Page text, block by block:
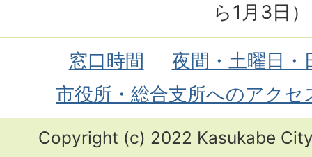
ら1月3日）
窓口時間
夜間・土曜日・
市役所・総合支所へのアクセ
Copyright (c) 2022 Kasukabe